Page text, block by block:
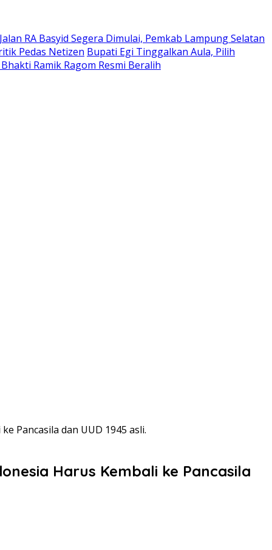
RA Basyid Segera Dimulai, Pemkab Lampung Selatan
Pedas Netizen Bupati Egi Tinggalkan Aula, Pilih
Ramik Ragom Resmi Beralih
Pancasila dan UUD 1945 asli.
Harus Kembali ke Pancasila